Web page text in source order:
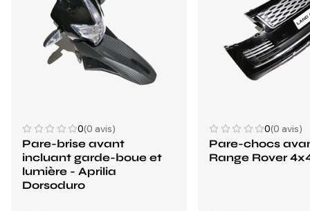
0(0 avis)
Pare-brise avant
incluant garde-boue et
lumière - Aprilia
Dorsoduro
0(0 avis)
Pare-chocs
Range Rover